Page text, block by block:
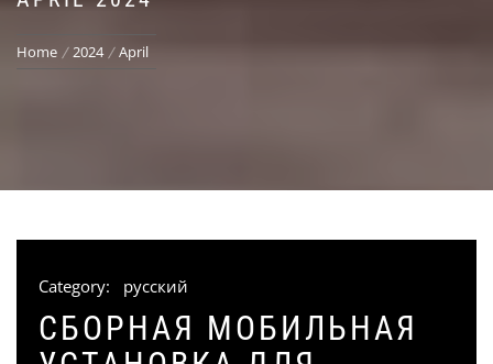
Home 2024 April
Category: русский
СБОРНАЯ МОБИЛЬНАЯ